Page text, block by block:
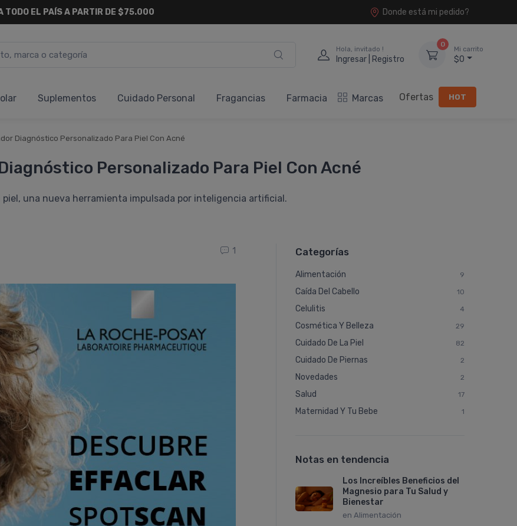
Y 18 CUOTAS FIJAS !
Donde está mi pedido?
Hola, invitado !
Ingresar | Registro
0
Mi carrito
$0
Suplementos Cuidado Personal Fragancias Farmacia Marcas Ofertas HOT
Diagnóstico Personalizado Para Piel Con Acné
Personalizado Para Piel Con Acné
una nueva herramienta impulsada por inteligencia artificial.
1 Categorías
Alimentación 9
Caí­da Del Cabello 10
Celulitis 4
Cosmética Y Belleza 29
Cuidado De La Piel 82
Cuidado De Piernas 2
Novedades 2
Salud 17
Maternidad Y Tu Bebe 1
Notas en tendencia
Los Increíbles Beneficios del
Magnesio para Tu Salud y
Bienestar
en Alimentación